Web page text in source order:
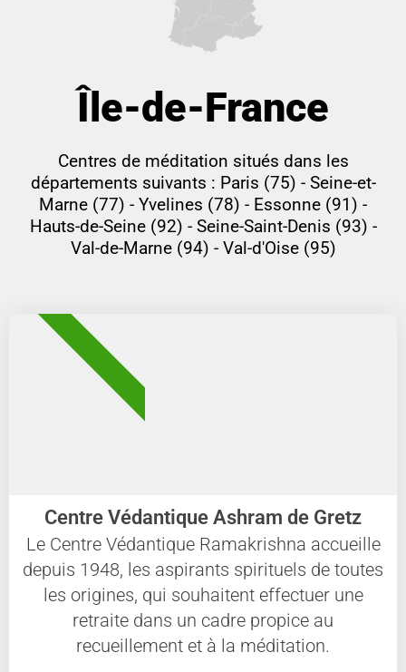
Île-de-France
Centres de méditation situés dans les
départements suivants : Paris (75) - Seine-et-
Marne (77) - Yvelines (78) - Essonne (91) -
Hauts-de-Seine (92) - Seine-Saint-Denis (93) -
Val-de-Marne (94) - Val-d'Oise (95)
Centre Védantique Ashram de Gretz
Le Centre Védantique Ramakrishna accueille
depuis 1948, les aspirants spirituels de toutes
les origines, qui souhaitent effectuer une
retraite dans un cadre propice au
recueillement et à la méditation.
77 - SEINE-ET-MARNE